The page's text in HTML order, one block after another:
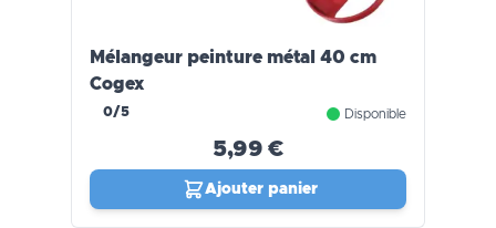
Mélangeur peinture métal 40 cm
Cogex
0/5 Disponible
5,99 €
Ajouter panier